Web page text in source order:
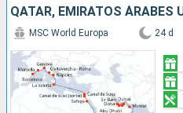
MSC World Europa 24 d